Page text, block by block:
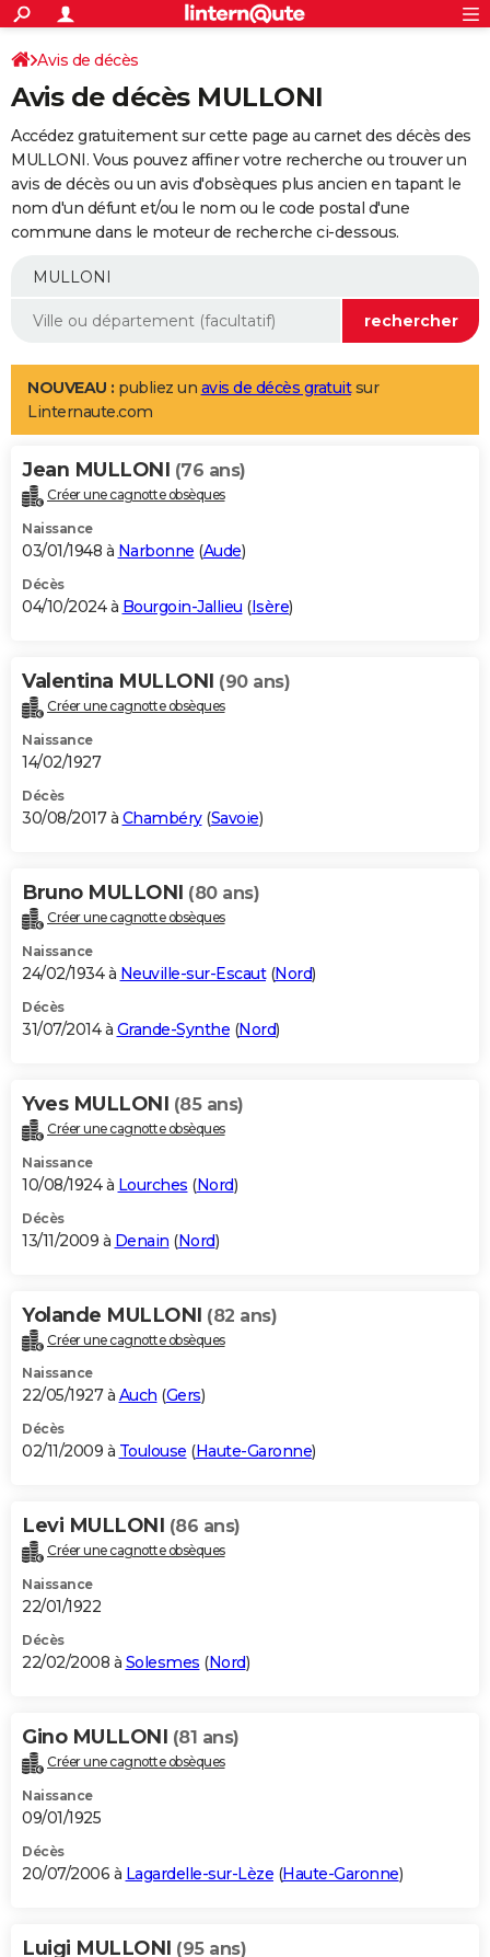
ACTUALITÉS
Politique
Société
Faits Divers
Education
Monde
Villes
+
SPORT
Coupe du monde 2026
Football
Tennis
Cyclisme
Rugby
Forum
Programme TV
TNTStreaming
Cinéma
Sorties cinéma
Musique
+
FINANCE
Retraite
Epargne
Immobilier
Risques naturels par ville
Banque
Assurance
AUTO
Essais
Réserver un essai
Citadines
Berlines
SUV
Forum auto
+
Mobiles
Meilleur smartphone
Internet
Ordinateurs
Jeux vidéo
Guide high-tech
Aménagement intérieur
LIFESTYLE
Art de vivre
Bien-être
Loisirs
Mode
Modes de vie
Alimentation
Guide de la santé
Maladies
Médicaments
Sommeil
VOYAGE
Destinations
City break
Voyage nature
Voyage de noces
Forum
Climat
+PHOTO
GUIDES D'ACHAT
BONS PLANS
Carte de Noël
Carte Bonne année
Carte Saint-Valentin
Carte Pâques
Carte d'anniversaire
DICTIONNAIRE
Dictionnaire
Biographies
Citations
Expressions
Proverbes
PROGRAMME TV
S'inscrire
Se connecter
Lycées
Collèges
Primaires
Universités
Entreprises
Service militaire
Avis de recherche
AVIS DE DÉCÈS
Bricolage
Lifestyle
Culture
Sport
Auto
Television
Voyage
Cinema
Avis de décès
Avis de décès MULLONI
Accédez gratuitement sur cette page au carnet des décès des
MULLONI. Vous pouvez affiner votre recherche ou trouver un
avis de décès ou un avis d'obsèques plus ancien en tapant le
nom d'un défunt et/ou le nom ou le code postal d'une
commune dans le moteur de recherche ci-dessous.
NOUVEAU : publiez un avis de décès gratuitsur
Linternaute.com
Jean MULLONI (76 ans)
Créer une cagnotte obsèques
Naissance
03/01/1948 à Narbonne (Aude)
Décès
04/10/2024 à Bourgoin-Jallieu (Isère)
Valentina MULLONI (90 ans)
Créer une cagnotte obsèques
Naissance
14/02/1927
Décès
30/08/2017 à Chambéry(Savoie)
Bruno MULLONI (80 ans)
Créer une cagnotte obsèques
Naissance
24/02/1934 à Neuville-sur-Escaut(Nord)
Décès
31/07/2014 à Grande-Synthe (Nord)
Yves MULLONI (85 ans)
Créer une cagnotte obsèques
Naissance
10/08/1924 à Lourches (Nord)
Décès
13/11/2009 à Denain (Nord)
Yolande MULLONI (82 ans)
Créer une cagnotte obsèques
Naissance
22/05/1927 à Auch (Gers)
Décès
02/11/2009 à Toulouse (Haute-Garonne)
Levi MULLONI (86 ans)
Créer une cagnotte obsèques
Naissance
22/01/1922
Décès
22/02/2008 à Solesmes (Nord)
Gino MULLONI (81 ans)
Créer une cagnotte obsèques
Naissance
09/01/1925
Décès
20/07/2006 à Lagardelle-sur-Lèze (Haute-Garonne)
Luigi MULLONI (95 ans)